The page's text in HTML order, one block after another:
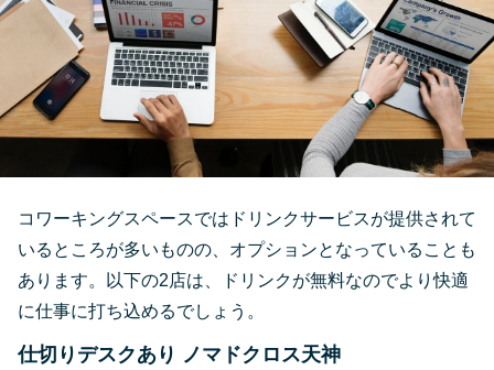
コワーキングスペースではドリンクサービスが提供されて
いるところが多いものの、オプションとなっていることも
あります。以下の2店は、ドリンクが無料なのでより快適
に仕事に打ち込めるでしょう。
仕切りデスクあり ノマドクロス天神